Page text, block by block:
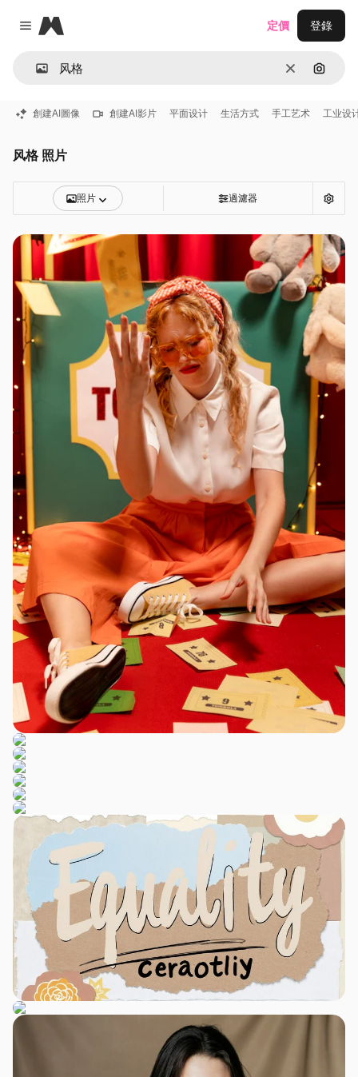
Close menu
Magnific
清除 通過圖
定價 登錄
創建AI圖像 創建AI影片 平面设计 生活方式 手工艺术 工业设
风格 照片
照片 過濾器